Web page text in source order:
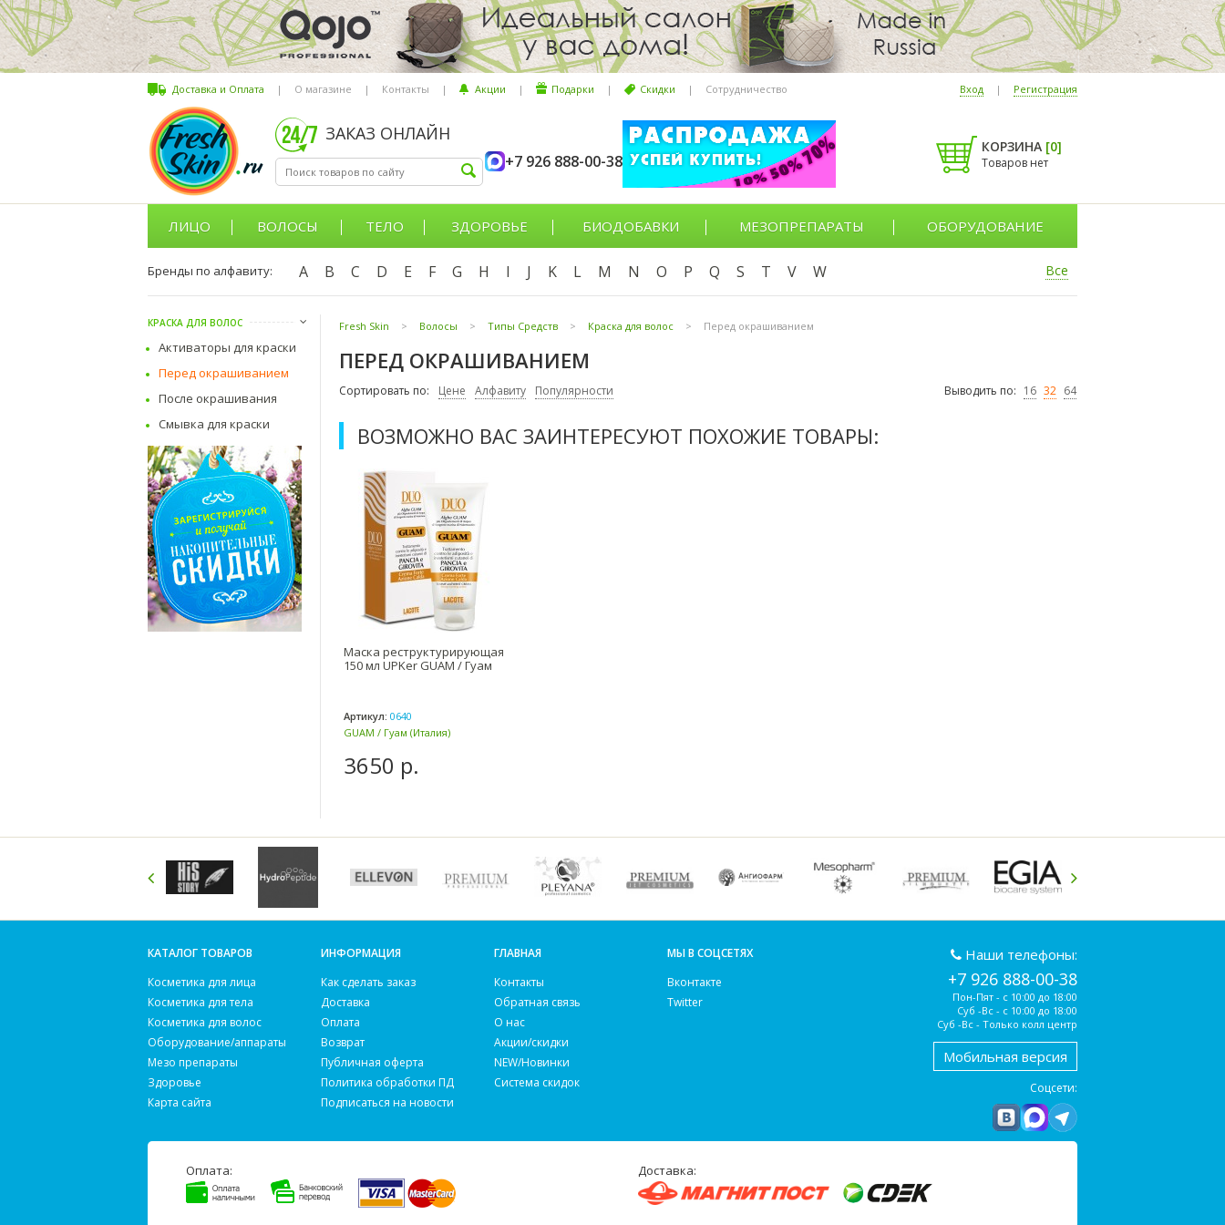
Доставка и Оплата | О магазине | Контакты | Акции | Подарки | Скидки | Сотрудничество Вход | Регистрация
ЗАКАЗ ОНЛАЙН
+7 926 888-00-38
КОРЗИНА [0]
Товаров нет
ЛИЦО ВОЛОСЫ ТЕЛО ЗДОРОВЬЕ БИОДОБАВКИ МЕЗОПРЕПАРАТЫ ОБОРУДОВАНИЕ
Бренды по алфавиту: A B C D E F G H I J K L M N O P Q S T V W Все
КРАСКА ДЛЯ ВОЛОС
Активаторы для краски
Перед окрашиванием
После окрашивания
Смывка для краски
Fresh Skin > Волосы > Типы Средств > Краска для волос > Перед окрашиванием
ПЕРЕД ОКРАШИВАНИЕМ
Сортировать по: Цене Алфавиту Популярности Выводить по: 16 32 64
ВОЗМОЖНО ВАС ЗАИНТЕРЕСУЮТ ПОХОЖИЕ ТОВАРЫ:
Маска реструктурирующая
150 мл UPKer GUAM / Гуам
Артикул: 0640
GUAM / Гуам (Италия)
3650 р.
КАТАЛОГ ТОВАРОВ
Косметика для лица
Косметика для тела
Косметика для волос
Оборудование/аппараты
Мезо препараты
Здоровье
Карта сайта
ИНФОРМАЦИЯ
Как сделать заказ
Доставка
Оплата
Возврат
Публичная оферта
Политика обработки ПД
Подписаться на новости
ГЛАВНАЯ
Контакты
Обратная связь
О нас
Акции/скидки
NEW/Новинки
Система скидок
МЫ В СОЦСЕТЯХ
Вконтакте
Twitter
Наши телефоны:
+7 926 888-00-38
Пон-Пят - с 10:00 до 18:00
Суб -Вс - с 10:00 до 18:00
Суб -Вс - Только колл центр
Мобильная версия
Соцсети:
Оплата: Доставка: